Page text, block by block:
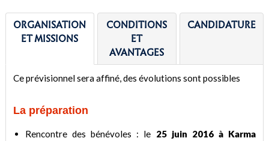
ORGANISATION
ET MISSIONS
CONDITIONS
ET
AVANTAGES
CANDIDATURE
Ce prévisionnel sera affiné, des évolutions sont possibles
La préparation
Rencontre des bénévoles : le 25 juin 2016 à Karma